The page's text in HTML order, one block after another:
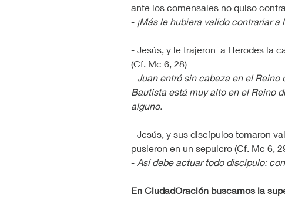
ante los comensales no quiso
- ¡Más le hubiera valido contrariar a
- Jesús, y le trajeron  a Herodes la
(Cf. Mc 6, 28)
- Juan entró sin cabeza en el
Bautista está muy alto en el Reino
alguno.
- Jesús, y sus discípulos tomaron
pusieron en un sepulcro (Cf. Mc 6,
- Así debe actuar todo discípulo:
En CiudadOración buscamos la